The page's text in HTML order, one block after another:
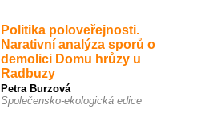
Politika poloveřejnosti.
Narativní analýza sporů o
demolici Domu hrůzy u
Radbuzy
Petra Burzová
Společensko-ekologická edice